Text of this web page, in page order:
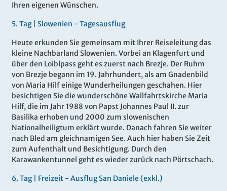
Ihren eigenen Wünschen.
5. Tag | Slowenien - Tagesausflug
Heute erkunden Sie gemeinsam mit Ihrer Reiseleitung das
kleine Nachbarland Slowenien. Vorbei an Klagenfurt und
über den Loiblpass geht es zuerst nach Brezje. Der Ruhm
von Brezje begann im 19. Jahrhundert, als am Gnadenbild
von Maria Hilf einige Wunderheilungen geschahen. Hier
besichtigen Sie die wunderschöne Wallfahrtskirche Maria
Hilf, die im Jahr 1988 von Papst Johannes Paul II. zur
Basilika erhoben und 2000 zum slowenischen
Nationalheiligtum erklärt wurde. Danach fahren Sie weiter
nach Bled am gleichnamigen See. Auch hier haben Sie Zeit
zum Aufenthalt und Besichtigung. Durch den
Karawankentunnel geht es wieder zurück nach Pörtschach.
6. Tag | Freizeit - Ausflug San Daniele (exkl.)